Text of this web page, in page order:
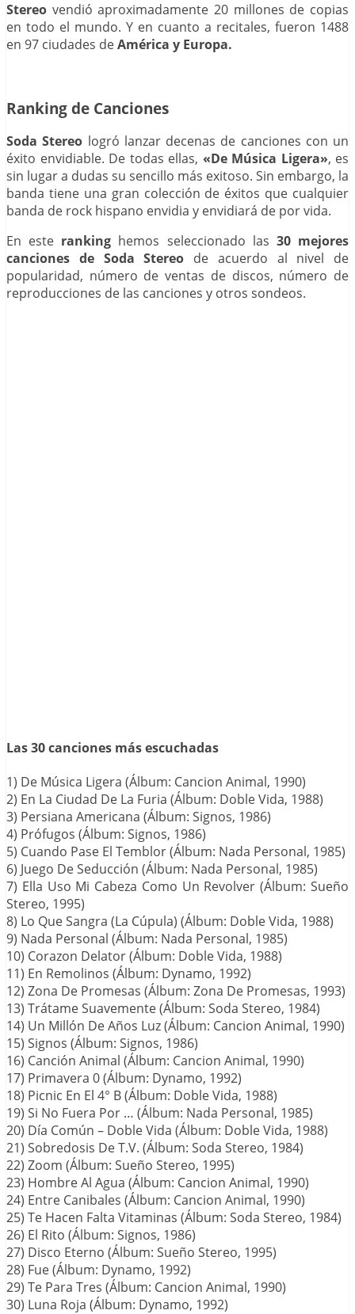
Stereo vendió aproximadamente 20 millones de copias
en todo el mundo. Y en cuanto a recitales, fueron 1488
en 97 ciudades deAmérica y Europa.
Ranking de Canciones
Soda Stereo logró lanzar decenas de canciones con un
éxito envidiable. De todas ellas, «De Música Ligera», es
sin lugar a dudas su sencillo más exitoso. Sin embargo, la
banda tiene una gran colección de éxitos que cualquier
banda de rock hispano envidia y envidiará de por vida.
En este ranking hemos seleccionado las 30 mejores
canciones de Soda Stereo de acuerdo al nivel de
popularidad, número de ventas de discos, número de
reproducciones de las canciones y otros sondeos.
Las 30 canciones más escuchadas
1) De Música Ligera (Álbum: Cancion Animal, 1990)
2) En La Ciudad De La Furia (Álbum: Doble Vida, 1988)
3) Persiana Americana (Álbum: Signos, 1986)
4) Prófugos (Álbum: Signos, 1986)
5) Cuando Pase El Temblor (Álbum: Nada Personal, 1985)
6) Juego De Seducción (Álbum: Nada Personal, 1985)
7) Ella Uso Mi Cabeza Como Un Revolver (Álbum: Sueño
Stereo, 1995)
8) Lo Que Sangra (La Cúpula) (Álbum: Doble Vida, 1988)
9) Nada Personal (Álbum: Nada Personal, 1985)
10) Corazon Delator (Álbum: Doble Vida, 1988)
11) En Remolinos (Álbum: Dynamo, 1992)
12) Zona De Promesas (Álbum: Zona De Promesas, 1993)
13) Trátame Suavemente (Álbum: Soda Stereo, 1984)
14) Un Millón De Años Luz (Álbum: Cancion Animal, 1990)
15) Signos (Álbum: Signos, 1986)
16) Canción Animal (Álbum: Cancion Animal, 1990)
17) Primavera 0 (Álbum: Dynamo, 1992)
18) Picnic En El 4° B (Álbum: Doble Vida, 1988)
19) Si No Fuera Por … (Álbum: Nada Personal, 1985)
20) Día Común – Doble Vida (Álbum: Doble Vida, 1988)
21) Sobredosis De T.V. (Álbum: Soda Stereo, 1984)
22) Zoom (Álbum: Sueño Stereo, 1995)
23) Hombre Al Agua (Álbum: Cancion Animal, 1990)
24) Entre Canibales (Álbum: Cancion Animal, 1990)
25) Te Hacen Falta Vitaminas (Álbum: Soda Stereo, 1984)
26) El Rito (Álbum: Signos, 1986)
27) Disco Eterno (Álbum: Sueño Stereo, 1995)
28) Fue (Álbum: Dynamo, 1992)
29) Te Para Tres (Álbum: Cancion Animal, 1990)
30) Luna Roja (Álbum: Dynamo, 1992)